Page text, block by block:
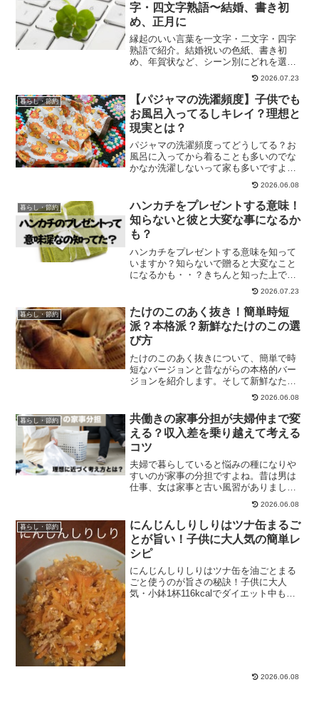
字・四文字熟語〜結婚、書き初
め、正月に
縁起のいい言葉を一文字・二文字・四字
熟語で紹介。結婚祝いの色紙、書き初
め、年賀状など、シーン別にどれを選ぶ
2026.07.23
暮らし・節約
【パジャマの洗濯頻度】子供でも
お風呂入ってるしキレイ？理想と
現実とは？
パジャマの洗濯頻度ってどうしてる？お
風呂に入ってから着ることも多いのでな
かなか洗濯しないって家も多いですよ
ね？私もそんな感覚だったのですが、毎
日洗うよって意見も多々ありました。そ
こで改めてどれくらいの頻度で洗濯をす
べきか？を考えてみました。
2026.06.08
暮らし・節約
ハンカチをプレゼントする意味！
知らないと彼と大変な事になるか
も？
ハンカチをプレゼントする意味を知って
いますか？知らないで贈ると大変なこと
になるかも・・？きちんと知った上で、
選んであげると大丈夫！そのポイント
と、色による違い、海外での考え方もお
伝えします。
2026.07.23
暮らし・節約
たけのこのあく抜き！簡単時短
派？本格派？新鮮なたけのこの選
び方
たけのこのあく抜きについて、簡単で時
短なバージョンと昔ながらの本格的バー
ジョンを紹介します。そして新鮮なたけ
のこの見分けかかたについても詳しく説
2026.06.08
暮らし・節約
共働きの家事分担が夫婦仲まで変
える？収入差を乗り越えて考える
コツ
夫婦で暮らしていると悩みの種になりや
すいのが家事の分担ですよね。昔は男は
仕事、女は家事と古い風習がありました
が、今はどちらも働くことが多いし、我
が家でもそうです。どちらもが働くよう
になった今、これまでの感覚では当然負
担が大きくなってしまいま...
2026.06.08
暮らし・節約
にんじんしりしりはツナ缶まるご
とが旨い！子供に大人気の簡単レ
シピ
にんじんしりしりはツナ缶を油ごとまる
ごと使うのが旨さの秘訣！子供に大人
気・小鉢1杯116kcalでダイエット中も安
2026.06.08